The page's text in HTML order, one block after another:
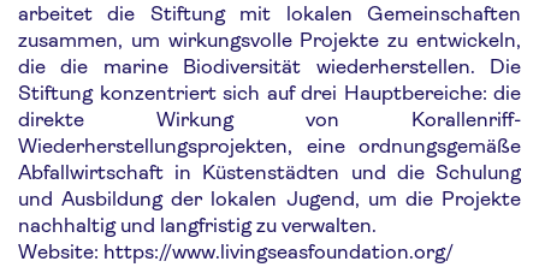
arbeitet die Stiftung mit lokalen Gemeinschaften
zusammen, um wirkungsvolle Projekte zu entwickeln,
die die marine Biodiversität wiederherstellen. Die
Stiftung konzentriert sich auf drei Hauptbereiche: die
direkte Wirkung von Korallenriff-
Wiederherstellungsprojekten, eine ordnungsgemäße
Abfallwirtschaft in Küstenstädten und die Schulung
und Ausbildung der lokalen Jugend, um die Projekte
nachhaltig und langfristig zu verwalten.
Website: https://www.livingseasfoundation.org/